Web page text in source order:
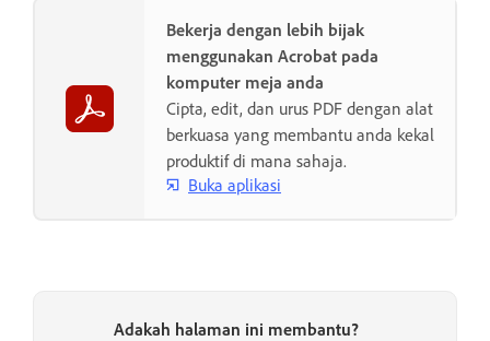
Bekerja dengan lebih bijak
menggunakan Acrobat pada
komputer meja anda
Cipta, edit, dan urus PDF dengan alat
berkuasa yang membantu anda kekal
produktif di mana sahaja.
Buka aplikasi
Adakah halaman ini membantu?